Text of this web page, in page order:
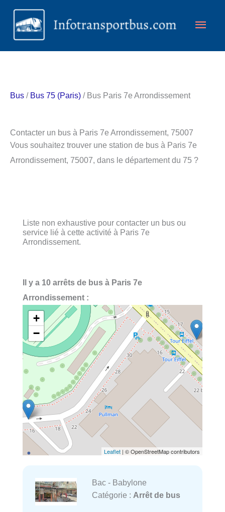
Aller
contenu
Bus / Bus 75 (Paris) / Bus Paris 7e Arrondissement
Contacter un bus à Paris 7e Arrondissement, 75007
Vous souhaitez trouver une station de bus à Paris 7e
Arrondissement, 75007, dans le département du 75 ?
Liste non exhaustive pour contacter un bus ou
service lié à cette activité à Paris 7e
Arrondissement.
Il y a 10 arrêts de bus à Paris 7e
Arrondissement :
+
−
Leaflet | © OpenStreetMap contributors
Bac - Babylone
Catégorie : Arrêt de bus